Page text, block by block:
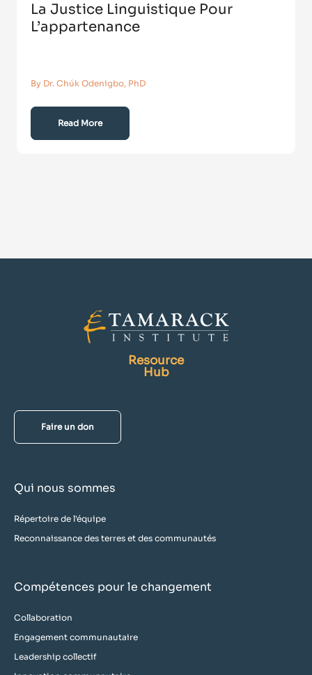
La Justice Linguistique Pour
L’appartenance
By Dr. Chúk Odenigbo, PhD
Read More
Resource
Hub
Faire un don
Qui nous sommes
Répertoire de l'équipe
Reconnaissance des terres et des communautés
Compétences pour le changement
Collaboration
Engagement communautaire
Leadership collectif